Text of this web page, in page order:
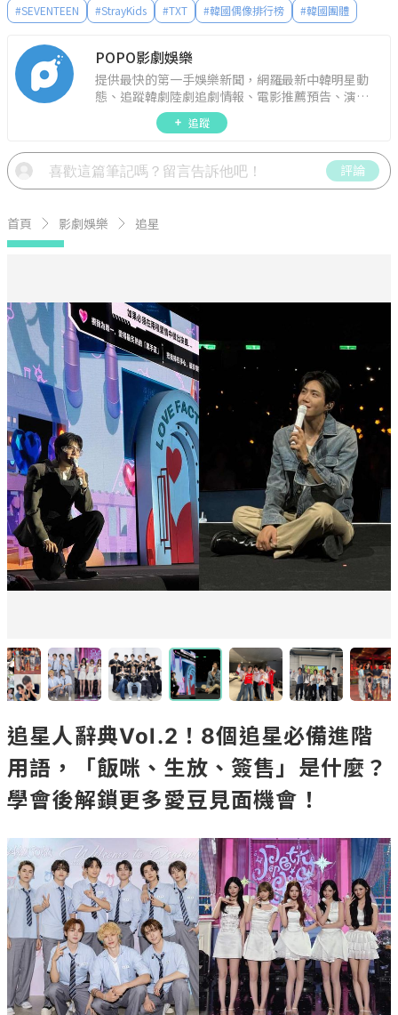
#SEVENTEEN #StrayKids #TXT #韓國偶像排行榜 #韓國團體
POPO影劇娛樂
提供最快的第一手娛樂新聞，網羅最新中韓明星動
態、追蹤韓劇陸劇追劇情報、電影推薦預告、演藝
圈話題，演唱會見面會最新資訊，讓你追星零時
追蹤
評論
首頁 影劇娛樂 追星
追星人辭典Vol.2！8個追星必備進階
用語，「飯咪、生放、簽售」是什麼？
學會後解鎖更多愛豆見面機會！